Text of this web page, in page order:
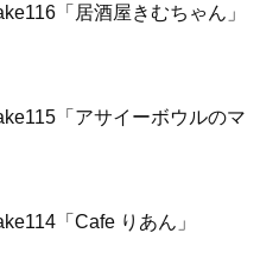
「居酒屋きむちゃん」
「アサイーボウルのマ
「Cafe りあん」